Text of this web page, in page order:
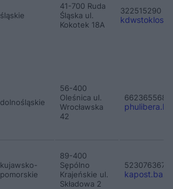
śląskie
41-700 Ruda
Śląska ul.
Kokotek 18A
322515290
kdwstoklosa
dolnośląskie
56-400
Oleśnica ul.
Wrocławska
42
662365568
kujawsko-
pomorskie
89-400
Sępólno
Krajeńskie ul.
Składowa 2
523076367
kapost.baza